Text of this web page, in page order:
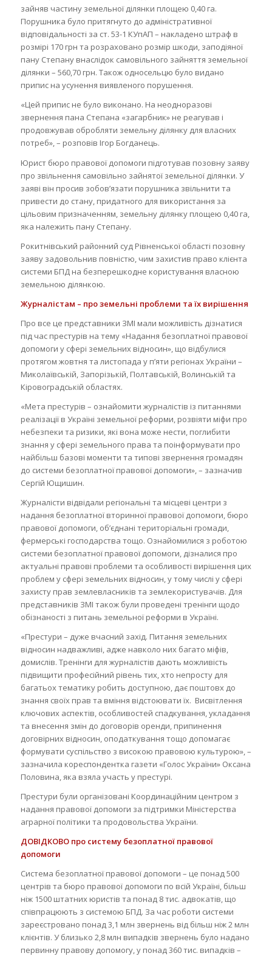
зайняв частину земельної ділянки площею 0,40 га.
Порушника було притягнуто до адміністративної
відповідальності за ст. 53-1 КУпАП – накладено штраф в
розмірі 170 грн та розраховано розмір шкоди, заподіяної
пану Степану внаслідок самовільного зайняття земельної
ділянки – 560,70 грн. Також односельцю було видано
припис на усунення виявленого порушення.
«Цей припис не було виконано. На неодноразові
звернення пана Степана «загарбник» не реагував і
продовжував обробляти земельну ділянку для власних
потреб», – розповів Ігор Богданець.
Юрист бюро правової допомоги підготував позовну заяву
про звільнення самовільно зайнятої земельної ділянки. У
заяві він просив зобов’язати порушника звільнити та
привести до стану, придатного для використання за
цільовим призначенням, земельну ділянку площею 0,40 га,
яка належить пану Степану.
Рокитнівський районний суд Рівненської області позовну
заяву задовольнив повністю, чим захистив право клієнта
системи БПД на безперешкодне користування власною
земельною ділянкою.
Журналістам – про земельні проблеми та їх вирішення
Про все це представники ЗМІ мали можливість дізнатися
під час престурів на тему «Надання безоплатної правової
допомоги у сфері земельних відносин», що відбулися
протягом жовтня та листопада у п’яти регіонах України –
Миколаївській, Запорізькій, Полтавській, Волинській та
Кіровоградській областях.
«Мета престурів – ознайомити журналістів із питаннями
реалізації в Україні земельної реформи, розвіяти міфи про
небезпеки та ризики, які вона може нести, поглибити
знання у сфері земельного права та поінформувати про
найбільш базові моменти та типові звернення громадян
до системи безоплатної правової допомоги», – зазначив
Сергій Ющишин.
Журналісти відвідали регіональні та місцеві центри з
надання безоплатної вторинної правової допомоги, бюро
правової допомоги, об’єднані територіальні громади,
фермерські господарства тощо. Ознайомилися з роботою
системи безоплатної правової допомоги, дізналися про
актуальні правові проблеми та особливості вирішення цих
проблем у сфері земельних відносин, у тому числі у сфері
захисту прав землевласників та землекористувачів. Для
представників ЗМІ також були проведені тренінги щодо
обізнаності з питань земельної реформи в Україні.
«Престури – дуже вчасний захід. Питання земельних
відносин надважливі, адже навколо них багато міфів,
домислів. Тренінги для журналістів дають можливість
підвищити професійний рівень тих, хто непросту для
багатьох тематику робить доступною, дає поштовх до
знання своїх прав та вміння відстоювати їх. Висвітлення
ключових аспектів, особливостей спадкування, укладання
та внесення змін до договорів оренди, припинення
договірних відносин, оподаткування тощо допомагає
формувати суспільство з високою правовою культурою», –
зазначила кореспондентка газети «Голос України» Оксана
Половина, яка взяла участь у престурі.
Престури були організовані Координаційним центром з
надання правової допомоги за підтримки Міністерства
аграрної політики та продовольства України.
ДОВІДКОВО про систему безоплатної правової
допомоги
Система безоплатної правової допомоги – це понад 500
центрів та бюро правової допомоги по всій Україні, більш
ніж 1500 штатних юристів та понад 8 тис. адвокатів, що
співпрацюють з системою БПД. За час роботи системи
зареєстровано понад 3,1 млн звернень від більш ніж 2 млн
клієнтів. У близько 2,8 млн випадків звернень було надано
первинну правову допомогу, у понад 360 тис. випадків –